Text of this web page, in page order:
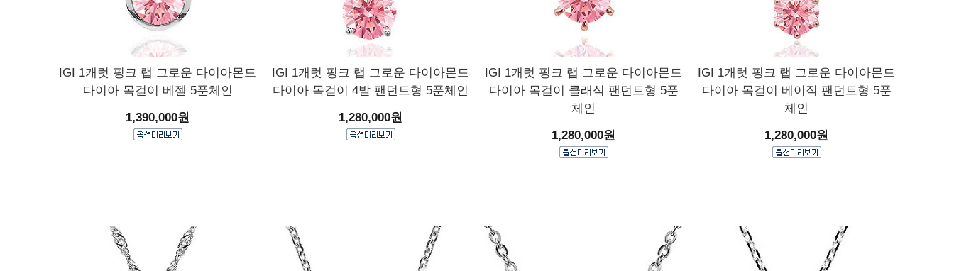
IGI 1캐럿 핑크 랩 그로운 다이아몬드
다이아 목걸이 베젤 5푼체인
1,390,000원
IGI 1캐럿 핑크 랩 그로운 다이아몬드
다이아 목걸이 4발 팬던트형 5푼체인
1,280,000원
IGI 1캐럿 핑크 랩 그로운 다이아몬드
다이아 목걸이 클래식 팬던트형 5푼
체인
1,280,000원
IGI 1캐럿 핑크 랩 그로운 다이아몬드
다이아 목걸이 베이직 팬던트형 5푼
체인
1,280,000원